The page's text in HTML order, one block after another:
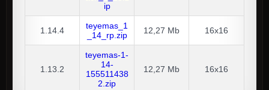
ip
1.14.4
teyemas_1
_14_rp.zip
12,27 Mb 16x16
1.13.2
teyemas-1-
14-
155511438
2.zip
12,27 Mb 16x16